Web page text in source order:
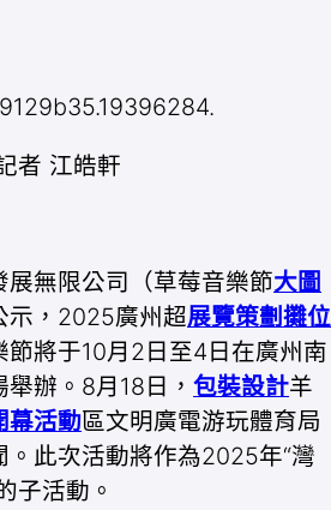
者 江皓軒
無限公司（草莓音樂節大圖
示，2025廣州超展覽策劃 攤位
節將于10月2日至4日在廣州南
舉辦。8月18日， 包裝設計羊
幕活動區文明廣電游玩體育局
此次活動將作為2025年“灣
子活動。